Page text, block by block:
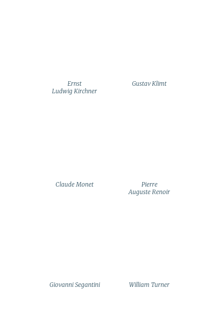
Ernst
Ludwig Kirchner
Gustav Klimt
Claude Monet
Pierre
Auguste Renoir
Giovanni Segantini William Turner